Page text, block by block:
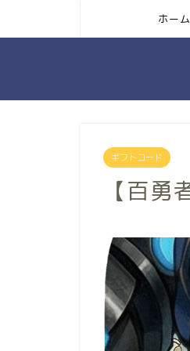
ホーム
ギフトコード
【百